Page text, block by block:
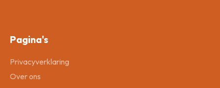
Pagina's
Privacyverklaring
Over ons